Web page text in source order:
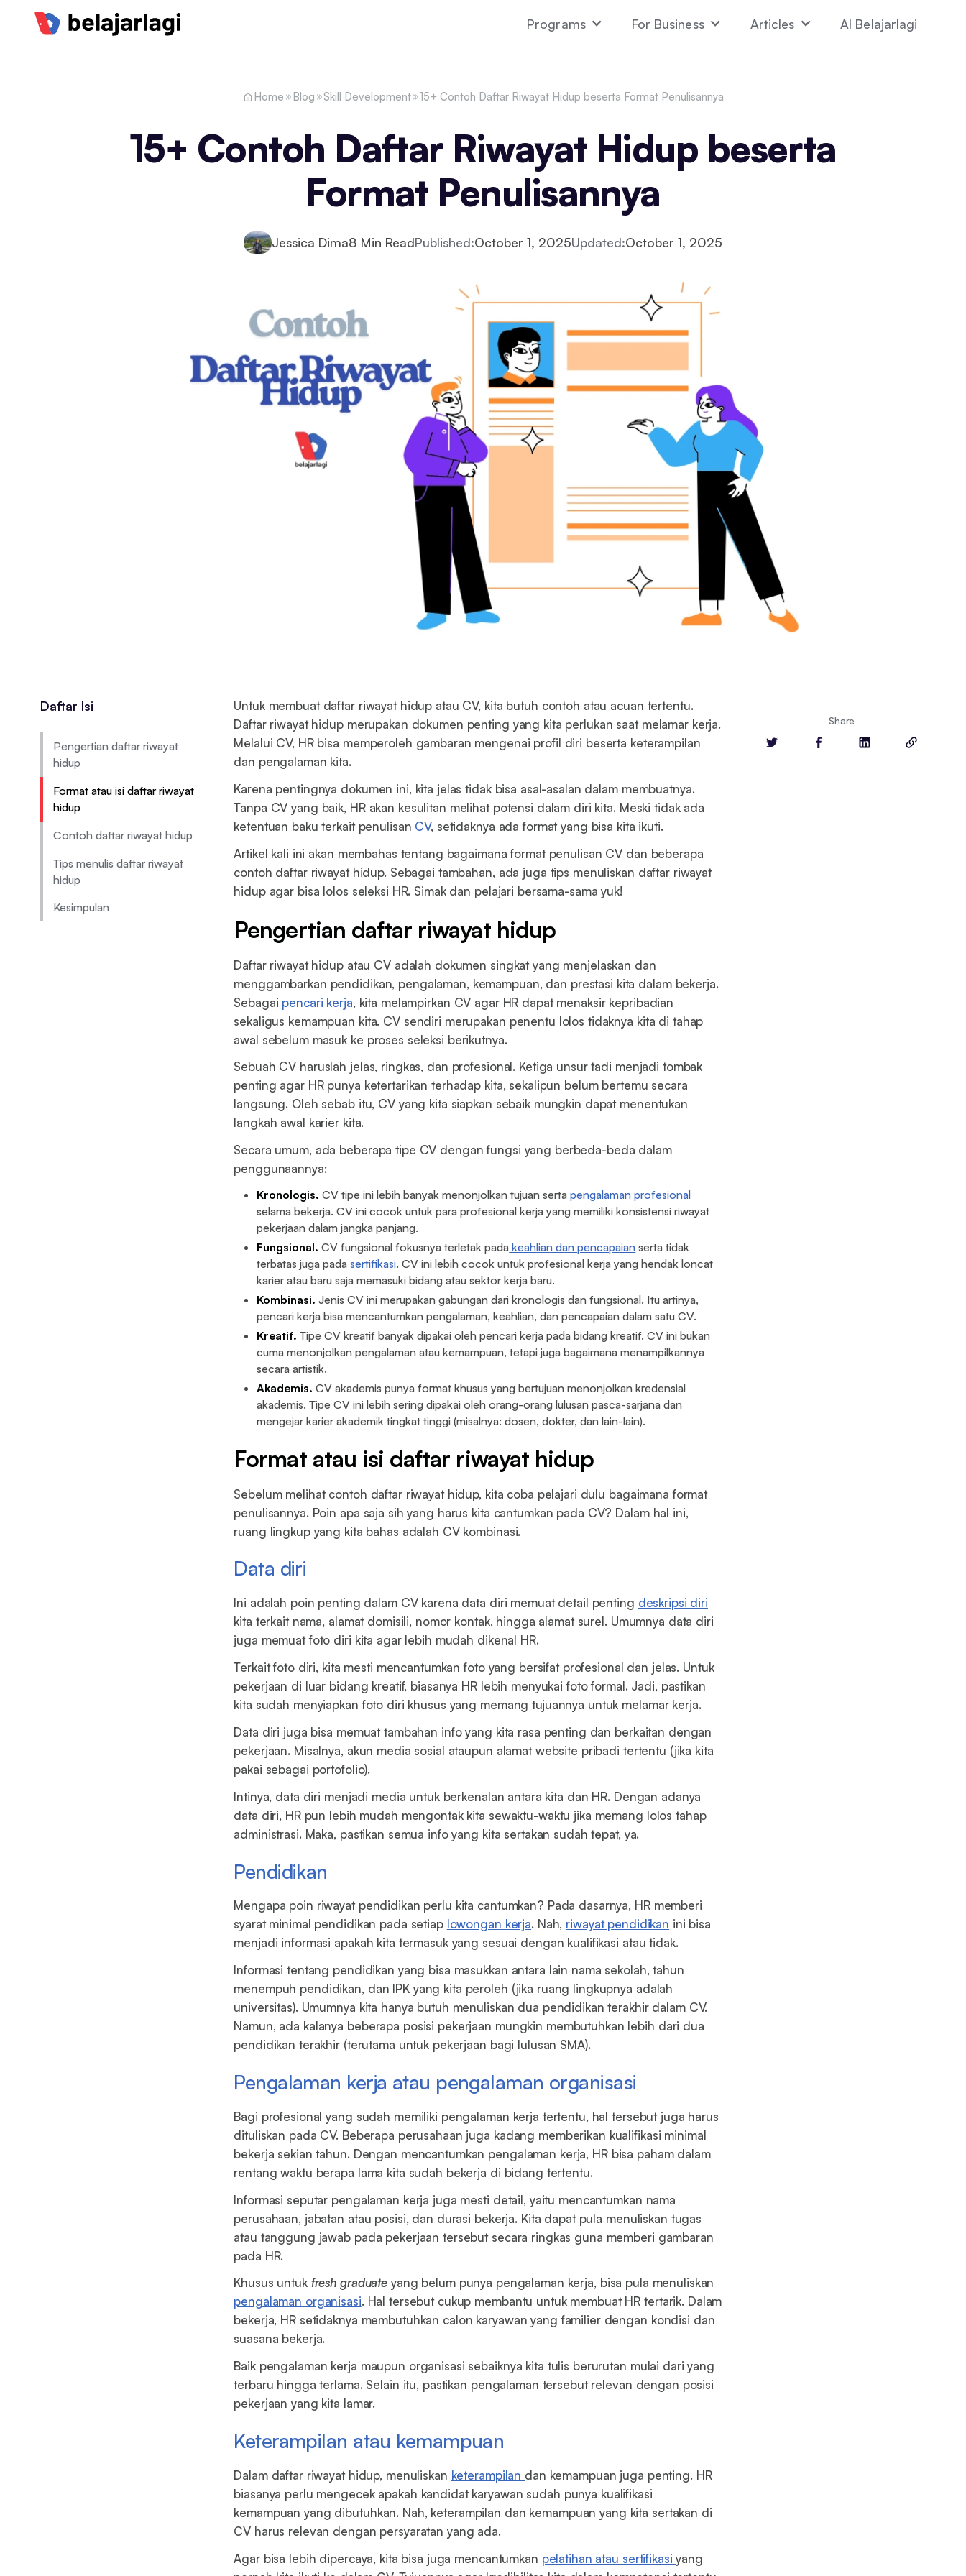
Programs For Business Articles AI Belajarlagi
Home Blog Skill Development 15+ Contoh Daftar Riwayat Hidup beserta Format Penulisannya
15+ Contoh Daftar Riwayat Hidup beserta
Format Penulisannya
Jessica Dima8 Min ReadPublished:October 1, 2025Updated:October 1, 2025
Daftar Isi
Pengertian daftar riwayat
hidup
Format atau isi daftar riwayat
hidup
Contoh daftar riwayat hidup
Tips menulis daftar riwayat
hidup
Kesimpulan
Untuk membuat daftar riwayat hidup atau CV, kita butuh contoh atau acuan tertentu.
Daftar riwayat hidup merupakan dokumen penting yang kita perlukan saat melamar kerja.
Melalui CV, HR bisa memperoleh gambaran mengenai profil diri beserta keterampilan
dan pengalaman kita.
Karena pentingnya dokumen ini, kita jelas tidak bisa asal-asalan dalam membuatnya.
Tanpa CV yang baik, HR akan kesulitan melihat potensi dalam diri kita. Meski tidak ada
ketentuan baku terkait penulisan CV, setidaknya ada format yang bisa kita ikuti.
Artikel kali ini akan membahas tentang bagaimana format penulisan CV dan beberapa
contoh daftar riwayat hidup. Sebagai tambahan, ada juga tips menuliskan daftar riwayat
hidup agar bisa lolos seleksi HR. Simak dan pelajari bersama-sama yuk!
Pengertian daftar riwayat hidup
Daftar riwayat hidup atau CV adalah dokumen singkat yang menjelaskan dan
menggambarkan pendidikan, pengalaman, kemampuan, dan prestasi kita dalam bekerja.
Sebagai pencari kerja, kita melampirkan CV agar HR dapat menaksir kepribadian
sekaligus kemampuan kita. CV sendiri merupakan penentu lolos tidaknya kita di tahap
awal sebelum masuk ke proses seleksi berikutnya.
Sebuah CV haruslah jelas, ringkas, dan profesional. Ketiga unsur tadi menjadi tombak
penting agar HR punya ketertarikan terhadap kita, sekalipun belum bertemu secara
langsung. Oleh sebab itu, CV yang kita siapkan sebaik mungkin dapat menentukan
langkah awal karier kita.
Secara umum, ada beberapa tipe CV dengan fungsi yang berbeda-beda dalam
penggunaannya:
Kronologis. CV tipe ini lebih banyak menonjolkan tujuan serta pengalaman profesional
selama bekerja. CV ini cocok untuk para profesional kerja yang memiliki konsistensi riwayat
pekerjaan dalam jangka panjang.
Fungsional. CV fungsional fokusnya terletak pada keahlian dan pencapaian serta tidak
terbatas juga padasertifikasi. CV ini lebih cocok untuk profesional kerja yang hendak loncat
karier atau baru saja memasuki bidang atau sektor kerja baru.
Kombinasi. Jenis CV ini merupakan gabungan dari kronologis dan fungsional. Itu artinya,
pencari kerja bisa mencantumkan pengalaman, keahlian, dan pencapaian dalam satu CV.
Kreatif. Tipe CV kreatif banyak dipakai oleh pencari kerja pada bidang kreatif. CV ini bukan
cuma menonjolkan pengalaman atau kemampuan, tetapi juga bagaimana menampilkannya
secara artistik.
Akademis. CV akademis punya format khusus yang bertujuan menonjolkan kredensial
akademis. Tipe CV ini lebih sering dipakai oleh orang-orang lulusan pasca-sarjana dan
mengejar karier akademik tingkat tinggi (misalnya: dosen, dokter, dan lain-lain).
Format atau isi daftar riwayat hidup
Sebelum melihat contoh daftar riwayat hidup, kita coba pelajari dulu bagaimana format
penulisannya. Poin apa saja sih yang harus kita cantumkan pada CV? Dalam hal ini,
ruang lingkup yang kita bahas adalah CV kombinasi.
Data diri
Ini adalah poin penting dalam CV karena data diri memuat detail penting deskripsi diri
kita terkait nama, alamat domisili, nomor kontak, hingga alamat surel. Umumnya data diri
juga memuat foto diri kita agar lebih mudah dikenal HR.
Terkait foto diri, kita mesti mencantumkan foto yang bersifat profesional dan jelas. Untuk
pekerjaan di luar bidang kreatif, biasanya HR lebih menyukai foto formal. Jadi, pastikan
kita sudah menyiapkan foto diri khusus yang memang tujuannya untuk melamar kerja.
Data diri juga bisa memuat tambahan info yang kita rasa penting dan berkaitan dengan
pekerjaan. Misalnya, akun media sosial ataupun alamat website pribadi tertentu (jika kita
pakai sebagai portofolio).
Intinya, data diri menjadi media untuk berkenalan antara kita dan HR. Dengan adanya
data diri, HR pun lebih mudah mengontak kita sewaktu-waktu jika memang lolos tahap
administrasi. Maka, pastikan semua info yang kita sertakan sudah tepat, ya.
Pendidikan
Mengapa poin riwayat pendidikan perlu kita cantumkan? Pada dasarnya, HR memberi
syarat minimal pendidikan pada setiap lowongan kerja. Nah, riwayat pendidikan ini bisa
menjadi informasi apakah kita termasuk yang sesuai dengan kualifikasi atau tidak.
Informasi tentang pendidikan yang bisa masukkan antara lain nama sekolah, tahun
menempuh pendidikan, dan IPK yang kita peroleh (jika ruang lingkupnya adalah
universitas). Umumnya kita hanya butuh menuliskan dua pendidikan terakhir dalam CV.
Namun, ada kalanya beberapa posisi pekerjaan mungkin membutuhkan lebih dari dua
pendidikan terakhir (terutama untuk pekerjaan bagi lulusan SMA).
Pengalaman kerja atau pengalaman organisasi
Bagi profesional yang sudah memiliki pengalaman kerja tertentu, hal tersebut juga harus
dituliskan pada CV. Beberapa perusahaan juga kadang memberikan kualifikasi minimal
bekerja sekian tahun. Dengan mencantumkan pengalaman kerja, HR bisa paham dalam
rentang waktu berapa lama kita sudah bekerja di bidang tertentu.
Informasi seputar pengalaman kerja juga mesti detail, yaitu mencantumkan nama
perusahaan, jabatan atau posisi, dan durasi bekerja. Kita dapat pula menuliskan tugas
atau tanggung jawab pada pekerjaan tersebut secara ringkas guna memberi gambaran
pada HR.
Khusus untuk fresh graduate yang belum punya pengalaman kerja, bisa pula menuliskan
pengalaman organisasi. Hal tersebut cukup membantu untuk membuat HR tertarik. Dalam
bekerja, HR setidaknya membutuhkan calon karyawan yang familier dengan kondisi dan
suasana bekerja.
Baik pengalaman kerja maupun organisasi sebaiknya kita tulis berurutan mulai dari yang
terbaru hingga terlama. Selain itu, pastikan pengalaman tersebut relevan dengan posisi
pekerjaan yang kita lamar.
Keterampilan atau kemampuan
Dalam daftar riwayat hidup, menuliskan keterampilan dan kemampuan juga penting. HR
biasanya perlu mengecek apakah kandidat karyawan sudah punya kualifikasi
kemampuan yang dibutuhkan. Nah, keterampilan dan kemampuan yang kita sertakan di
CV harus relevan dengan persyaratan yang ada.
Agar bisa lebih dipercaya, kita bisa juga mencantumkan pelatihan atau sertifikasiyang
Share